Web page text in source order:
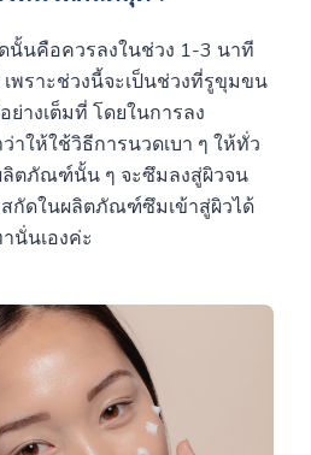
นั้นคือควรลงในช่วง 1-3 นาที
พราะช่วงนี้จะเป็นช่วงที่รูขุมขน
ย่างเต็มที่ โดยในการลง
ให้ใช้วิธีการนวดเบา ๆ ให้ทั่ว
ลิตภัณฑ์นั้น ๆ จะซึมลงสู่ผิวจน
กัดในผลิตภัณฑ์ซึมเข้าสู่ผิวได้
นั่นเองค่ะ